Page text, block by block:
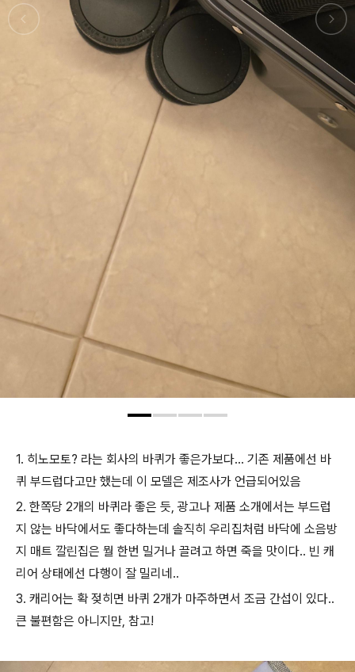
1. 히노모토? 라는 회사의 바퀴가 좋은가보다... 기존 제품에선 바
퀴 부드럽다고만 했는데 이 모델은 제조사가 언급되어있음
2. 한쪽당 2개의 바퀴라 좋은 듯, 광고나 제품 소개에서는 부드럽
지 않는 바닥에서도 좋다하는데 솔직히 우리집처럼 바닥에 소음방
지 매트 깔린집은 뭘 한번 밀거나 끌려고 하면 죽을 맛이다.. 빈 캐
리어 상태에선 다행이 잘 밀리네..
3. 캐리어는 확 젖히면 바퀴 2개가 마주하면서 조금 간섭이 있다..
큰 불편함은 아니지만, 참고!